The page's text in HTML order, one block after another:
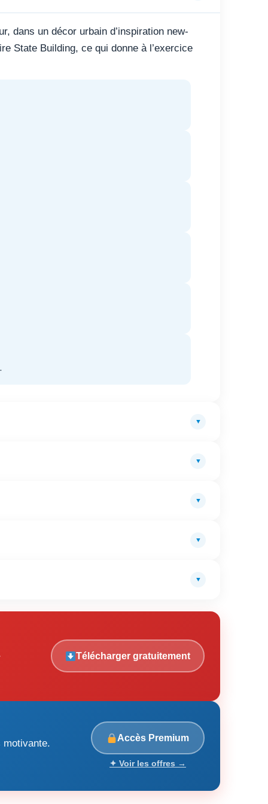
dans un décor urbain d’inspiration new-
State Building, ce qui donne à l’exercice
▼
▼
▼
▼
▼
Télécharger gratuitement
motivante. Accès Premium
✦ Voir les offres →